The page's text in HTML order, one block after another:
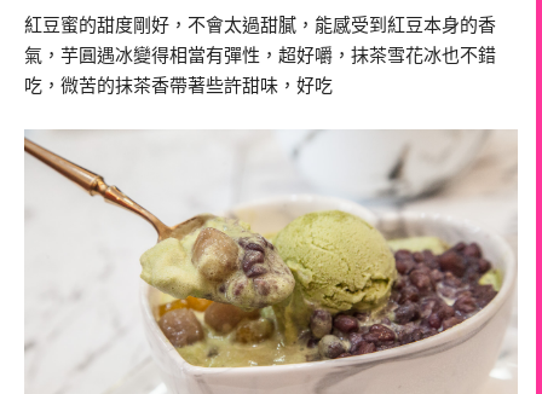
紅豆蜜的甜度剛好，不會太過甜膩，能感受到紅豆本身的香
氣，芋圓遇冰變得相當有彈性，超好嚼，抹茶雪花冰也不錯
吃，微苦的抹茶香帶著些許甜味，好吃